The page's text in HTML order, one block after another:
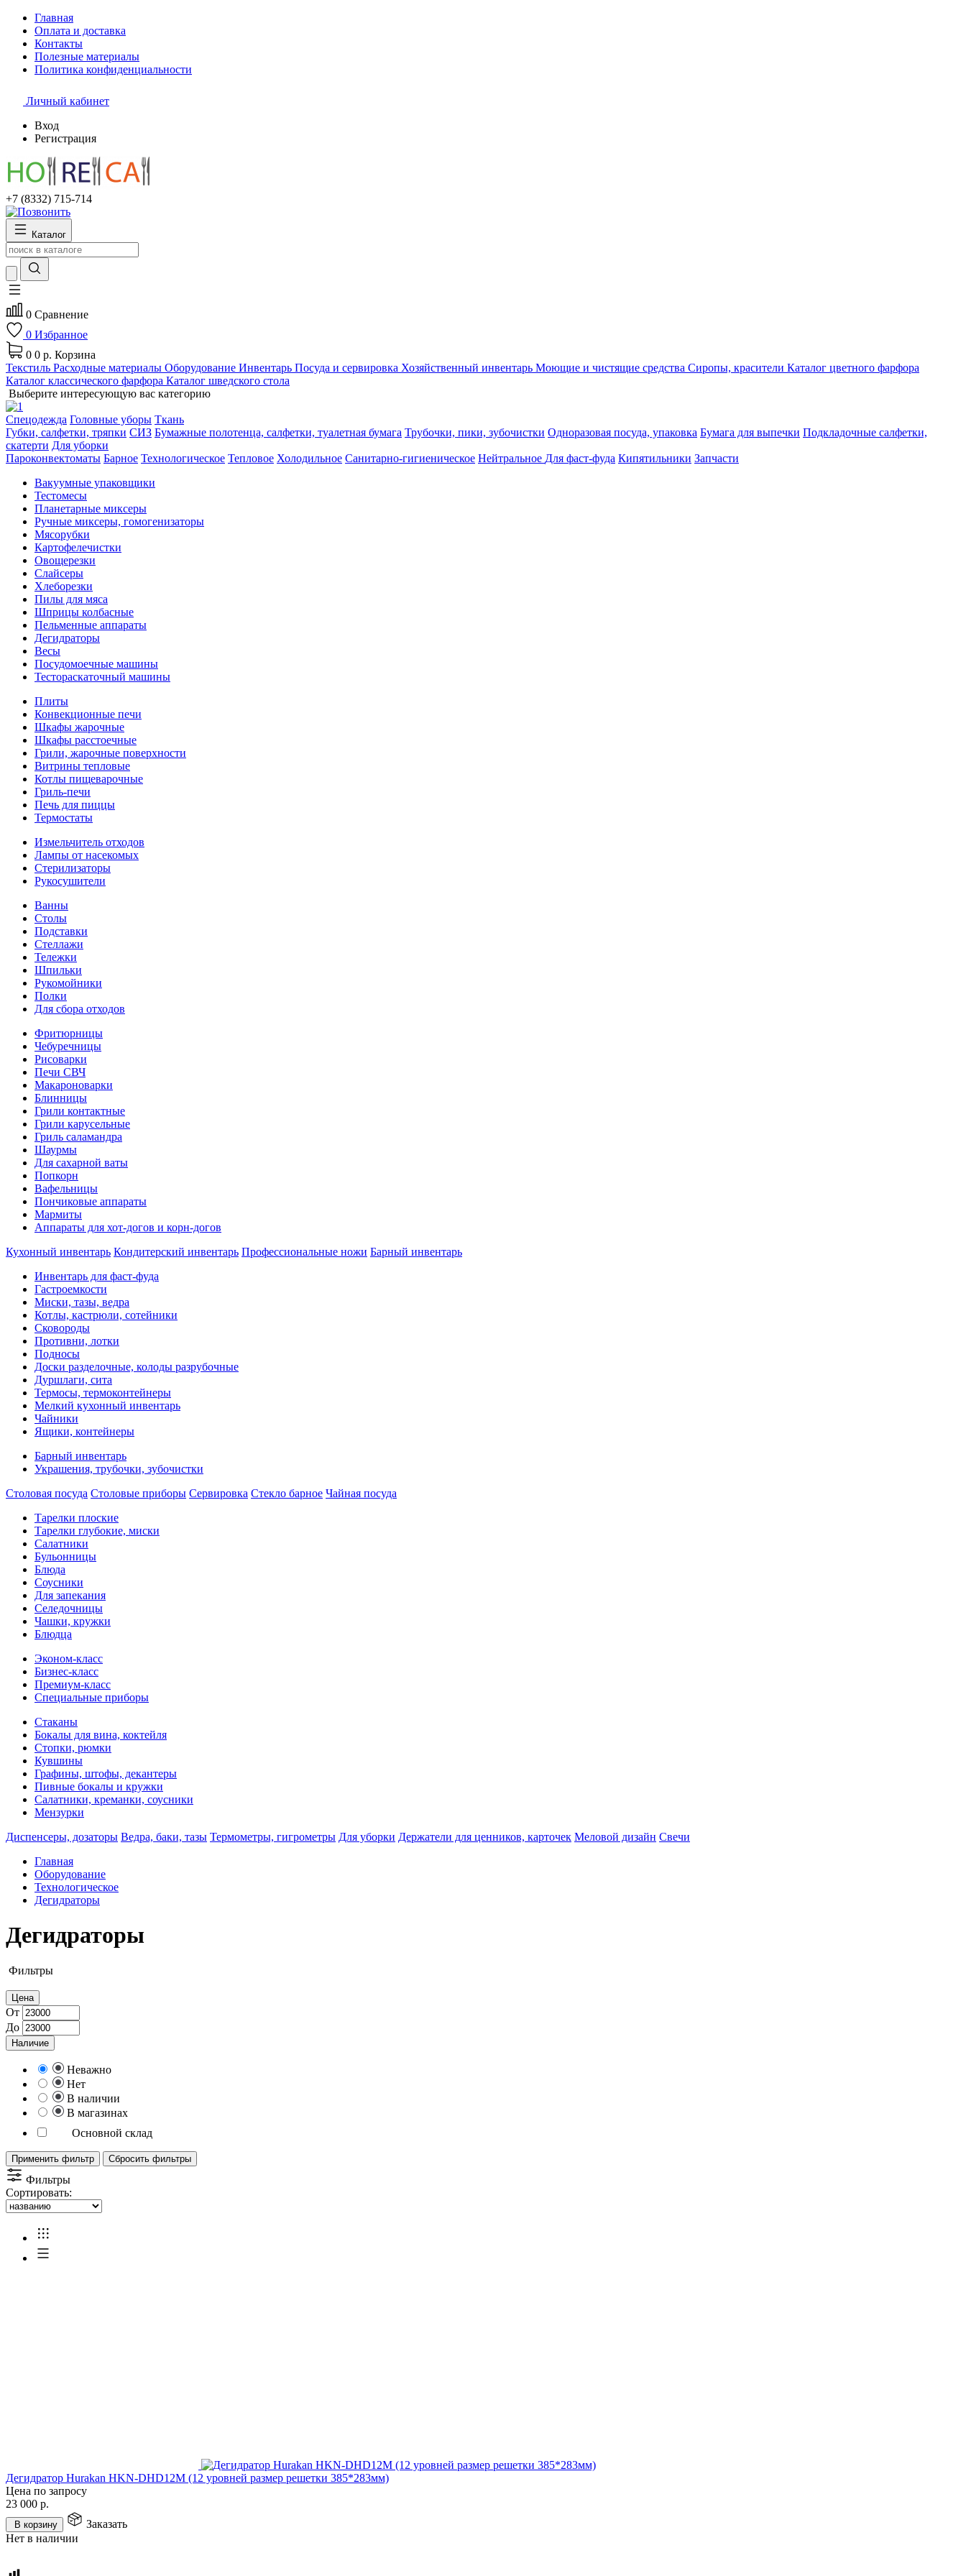
Главная
Оплата и доставка
Контакты
Полезные материалы
Политика конфиденциальности
Личный кабинет
Вход
Регистрация
+7 (8332) 715-714
Каталог
0 Сравнение
0 Избранное
0 0 р. Корзина
Текстиль Расходные материалы Оборудование Инвентарь Посуда и сервировка Хозяйственный инвентарь Моющие и чистящие средства Сиропы, красители Каталог цветного фарфора
Каталог классического фарфора Каталог шведского стола
Выберите интересующую вас категорию
Спецодежда Головные уборы Ткань
Губки, салфетки, тряпки СИЗ Бумажные полотенца, салфетки, туалетная бумага Трубочки, пики, зубочистки Одноразовая посуда, упаковка Бумага для выпечки Подкладочные салфетки,
скатерти Для уборки
Пароконвектоматы Барное Технологическое Тепловое Холодильное Санитарно-гигиеническое Нейтральное Для фаст-фуда Кипятильники Запчасти
Вакуумные упаковщики
Тестомесы
Планетарные миксеры
Ручные миксеры, гомогенизаторы
Мясорубки
Картофелечистки
Овощерезки
Слайсеры
Хлеборезки
Пилы для мяса
Шприцы колбасные
Пельменные аппараты
Дегидраторы
Весы
Посудомоечные машины
Тестораскаточный машины
Плиты
Конвекционные печи
Шкафы жарочные
Шкафы расстоечные
Грили, жарочные поверхности
Витрины тепловые
Котлы пищеварочные
Гриль-печи
Печь для пиццы
Термостаты
Измельчитель отходов
Лампы от насекомых
Стерилизаторы
Рукосушители
Ванны
Столы
Подставки
Стеллажи
Тележки
Шпильки
Рукомойники
Полки
Для сбора отходов
Фритюрницы
Чебуречницы
Рисоварки
Печи СВЧ
Макароноварки
Блинницы
Грили контактные
Грили карусельные
Гриль саламандра
Шаурмы
Для сахарной ваты
Попкорн
Вафельницы
Пончиковые аппараты
Мармиты
Аппараты для хот-догов и корн-догов
Кухонный инвентарь Кондитерский инвентарь Профессиональные ножи Барный инвентарь
Инвентарь для фаст-фуда
Гастроемкости
Миски, тазы, ведра
Котлы, кастрюли, сотейники
Сковороды
Противни, лотки
Подносы
Доски разделочные, колоды разрубочные
Дуршлаги, сита
Термосы, термоконтейнеры
Мелкий кухонный инвентарь
Чайники
Ящики, контейнеры
Барный инвентарь
Украшения, трубочки, зубочистки
Столовая посуда Столовые приборы Сервировка Стекло барное Чайная посуда
Тарелки плоские
Тарелки глубокие, миски
Салатники
Бульонницы
Блюда
Соусники
Для запекания
Селедочницы
Чашки, кружки
Блюдца
Эконом-класс
Бизнес-класс
Премиум-класс
Специальные приборы
Стаканы
Бокалы для вина, коктейля
Стопки, рюмки
Кувшины
Графины, штофы, декантеры
Пивные бокалы и кружки
Салатники, креманки, соусники
Мензурки
Диспенсеры, дозаторы Ведра, баки, тазы Термометры, гигрометры Для уборки Держатели для ценников, карточек Меловой дизайн Свечи
Главная
Оборудование
Технологическое
Дегидраторы
Дегидраторы
Фильтры
Цена
От
До
Наличие
Неважно
Нет
В наличии
В магазинах
Основной склад
Применить фильтр Сбросить фильтры
Фильтры
Сортировать:
Дегидратор Hurakan HKN-DHD12M (12 уровней размер решетки 385*283мм)
Цена по запросу
23 000 р.
В корзину
Заказать
Нет в наличии